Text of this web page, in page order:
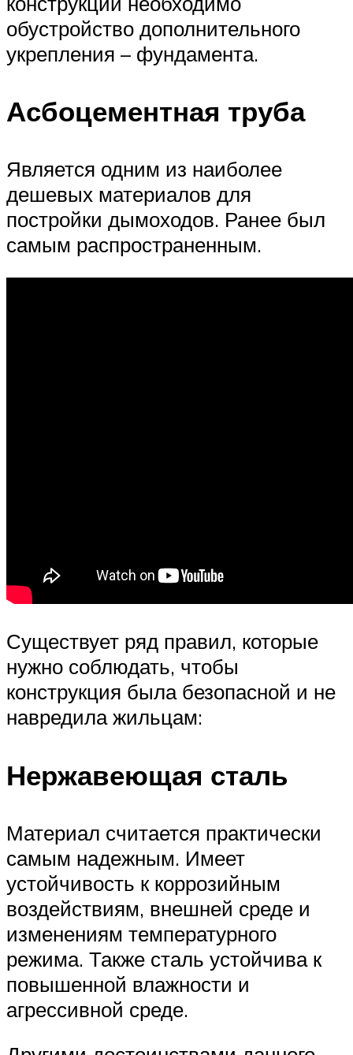
обустройство дополнительного
укрепления – фундамента.
Асбоцементная труба
Является одним из наиболее
дешевых материалов для
постройки дымоходов. Ранее был
самым распространенным.
Существует ряд правил, которые
нужно соблюдать, чтобы
конструкция была безопасной и не
навредила жильцам:
Нержавеющая сталь
Материал считается практически
самым надежным. Имеет
устойчивость к коррозийным
воздействиям, внешней среде и
изменениям температурного
режима. Также сталь устойчива к
повышенной влажности и
агрессивной среде.